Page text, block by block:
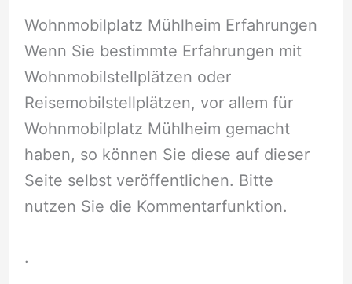
Wohnmobilplatz Mühlheim Erfahrungen
Wenn Sie bestimmte Erfahrungen mit
Wohnmobilstellplätzen oder
Reisemobilstellplätzen, vor allem für
Wohnmobilplatz Mühlheim gemacht
haben, so können Sie diese auf dieser
Seite selbst veröffentlichen. Bitte
nutzen Sie die Kommentarfunktion.
.